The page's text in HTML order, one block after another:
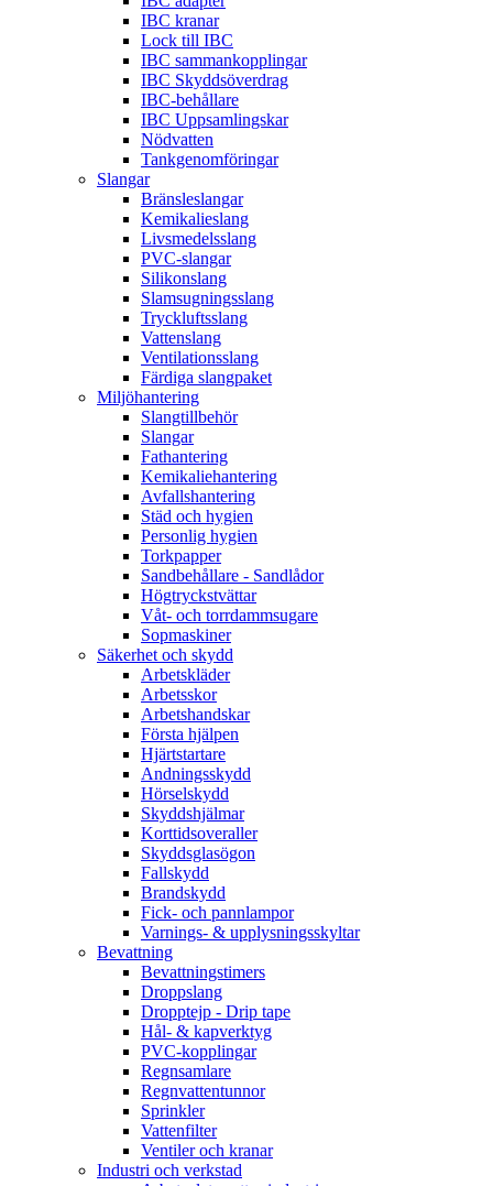
IBC kranar
Lock till IBC
IBC sammankopplingar
IBC Skyddsöverdrag
IBC-behållare
IBC Uppsamlingskar
Nödvatten
Tankgenomföringar
Slangar
Bränsleslangar
Kemikalieslang
Livsmedelsslang
PVC-slangar
Silikonslang
Slamsugningsslang
Tryckluftsslang
Vattenslang
Ventilationsslang
Färdiga slangpaket
Miljöhantering
Slangtillbehör
Slangar
Fathantering
Kemikaliehantering
Avfallshantering
Städ och hygien
Personlig hygien
Torkpapper
Sandbehållare - Sandlådor
Högtryckstvättar
Våt- och torrdammsugare
Sopmaskiner
Säkerhet och skydd
Arbetskläder
Arbetsskor
Arbetshandskar
Första hjälpen
Hjärtstartare
Andningsskydd
Hörselskydd
Skyddshjälmar
Korttidsoveraller
Skyddsglasögon
Fallskydd
Brandskydd
Fick- och pannlampor
Varnings- & upplysningsskyltar
Bevattning
Bevattningstimers
Droppslang
Dropptejp - Drip tape
Hål- & kapverktyg
PVC-kopplingar
Regnsamlare
Regnvattentunnor
Sprinkler
Vattenfilter
Ventiler och kranar
Industri och verkstad